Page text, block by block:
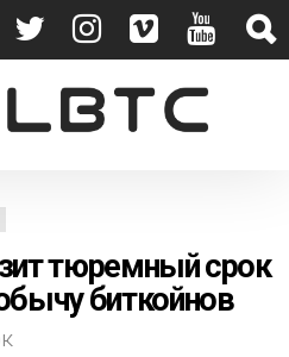
тюремный срок
биткойнов